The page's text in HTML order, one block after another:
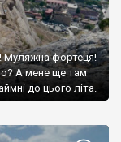
Муляжна фортеця!
А мене ще там
до цього літа.